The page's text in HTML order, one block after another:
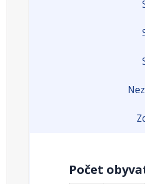
Počet